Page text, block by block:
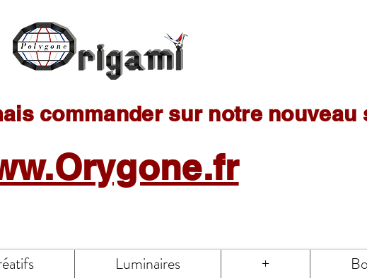
commander sur notre nouveau
Luminaires +